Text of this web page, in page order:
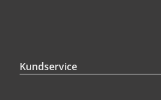
Kundservice